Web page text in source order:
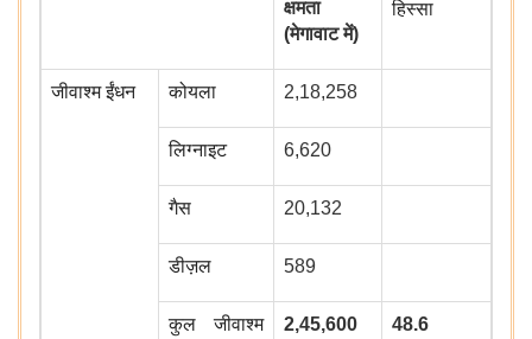
क्षमता
(मेगावाट में)
हिस्‍सा
जीवाश्म ईंधन कोयला 2,18,258
लिग्नाइट 6,620
गैस 20,132
डीज़ल 589
कुल जीवाश्म
2,45,600 48.6